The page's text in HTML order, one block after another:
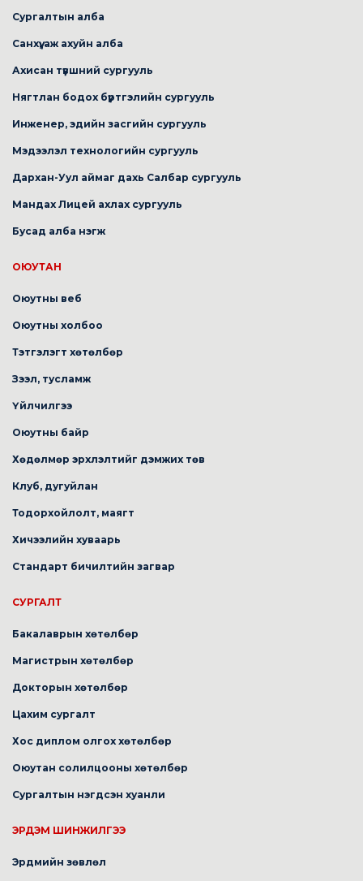
Сургалтын алба
Санхүү, аж ахуйн алба
Ахисан түвшний сургууль
Нягтлан бодох бүртгэлийн сургууль
Инженер, эдийн засгийн сургууль
Мэдээлэл технологийн сургууль
Дархан-Уул аймаг дахь Салбар сургууль
Мандах Лицей ахлах сургууль
Бусад алба нэгж
ОЮУТАН
Оюутны веб
Оюутны холбоо
Тэтгэлэгт хөтөлбөр
Зээл, тусламж
Үйлчилгээ
Оюутны байр
Хөдөлмөр эрхлэлтийг дэмжих төв
Клуб, дугуйлан
Тодорхойлолт, маягт
Хичээлийн хуваарь
Стандарт бичилтийн загвар
СУРГАЛТ
Бакалаврын хөтөлбөр
Магистрын хөтөлбөр
Докторын хөтөлбөр
Цахим сургалт
Хос диплом олгох хөтөлбөр
Оюутан солилцооны хөтөлбөр
Сургалтын нэгдсэн хуанли
ЭРДЭМ ШИНЖИЛГЭЭ
Эрдмийн зөвлөл